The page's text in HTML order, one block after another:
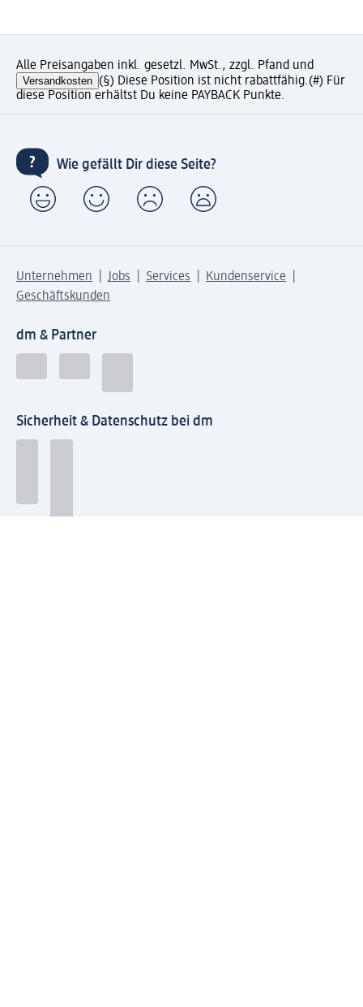
Alle Preisangaben inkl. gesetzl. MwSt., zzgl. Pfand und
Versandkosten (§) Diese Position ist nicht rabattfähig.(#) Für
diese Position erhältst Du keine PAYBACK Punkte.
Wie gefällt Dir diese Seite?
Unternehmen Jobs Services
Kundenservice
Geschäftskunden
dm & Partner
Sicherheit & Datenschutz bei dm